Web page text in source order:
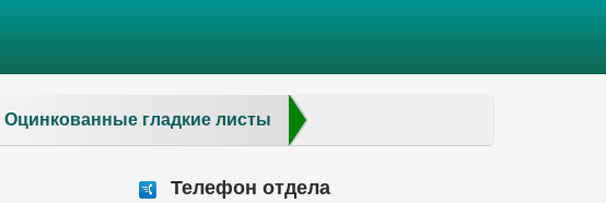
Оцинкованные гладкие листы
Телефон отдела